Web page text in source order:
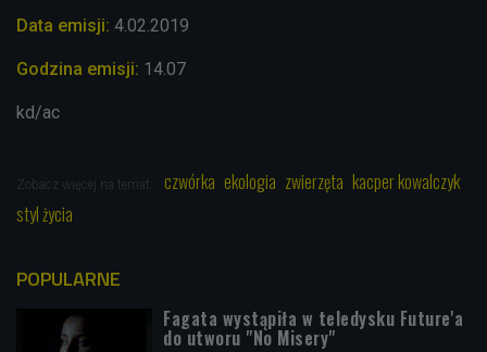
Data emisji: 4.02 .2019
Godzina emisji: 14.07
kd/ac
Zobacz więcej na temat: czwórka ekologia zwierzęta kacper kowalczyk
styl życia
POPULARNE
Fagata wystąpiła w teledysku Future'a
do utworu "No Misery"